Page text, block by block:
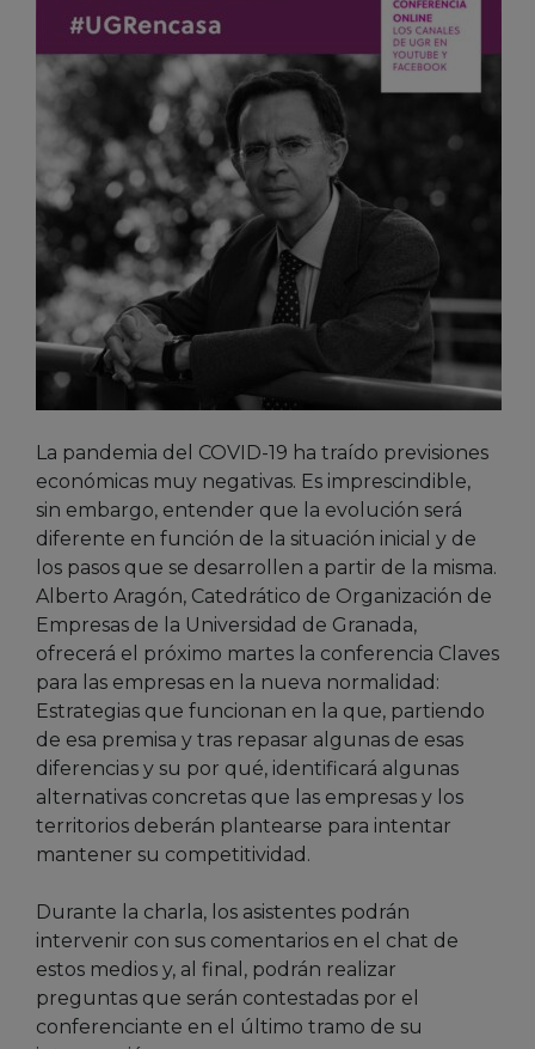
La pandemia del COVID-19 ha traído previsiones
económicas muy negativas. Es imprescindible,
sin embargo, entender que la evolución será
diferente en función de la situación inicial y de
los pasos que se desarrollen a partir de la misma.
Alberto Aragón, Catedrático de Organización de
Empresas de la Universidad de Granada,
ofrecerá el próximo martes la conferencia Claves
para las empresas en la nueva normalidad:
Estrategias que funcionan en la que, partiendo
de esa premisa y tras repasar algunas de esas
diferencias y su por qué, identificará algunas
alternativas concretas que las empresas y los
territorios deberán plantearse para intentar
mantener su competitividad.
Durante la charla, los asistentes podrán
intervenir con sus comentarios en el chat de
estos medios y, al final, podrán realizar
preguntas que serán contestadas por el
conferenciante en el último tramo de su